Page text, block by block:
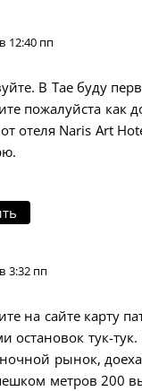
12:40 пп
В Тае буду
пожалуйста как
отеля Naris Art
3:32 пп
на сайте карту
остановок тук-
рынок,
метров 200